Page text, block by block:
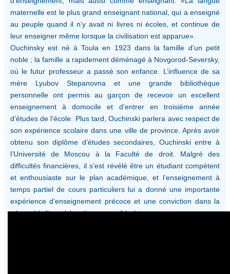
maternelle est le plus grand enseignant national, qui a enseigné
au peuple quand il n’y avait ni livres ni écoles, et continue de
leur enseigner même lorsque la civilisation est apparue».
Ouchinsky est né à Toula en 1923 dans la famille d’un petit
noble ; la famille a rapidement déménagé à Novgorod-Seversky,
où le futur professeur a passé son enfance. L’influence de sa
mère Lyubov Stepanovna et une grande bibliothèque
personnelle ont permis au garçon de recevoir un excellent
enseignement à domocile et d’entrer en troisième année
d’études de l’école. Plus tard, Ouchinski parlera avec respect de
son expérience scolaire dans une ville de province. Après avoir
obtenu son diplôme d’études secondaires, Ouchinski entre à
l’Université de Moscou à la Faculté de droit. Malgré des
difficultés financières, il s’est révélé être un étudiant compétent
et enthousiaste sur le plan académique, et l’enseignement à
temps partiel de cours particuliers lui a donné une importante
expérience d’enseignement précoce et une conviction dans la
nécessité d’une éducation accessible à tous.